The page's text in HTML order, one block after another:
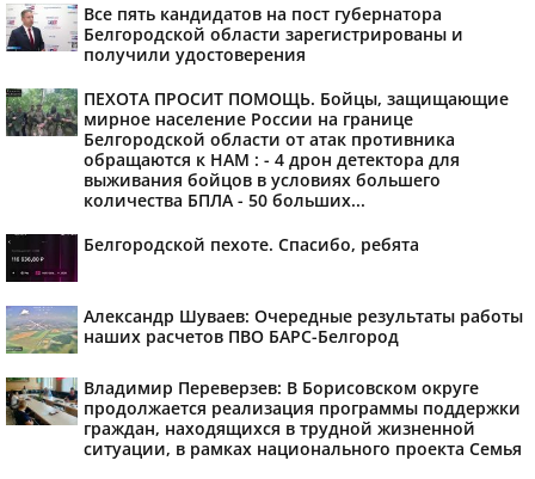
Все пять кандидатов на пост губернатора
Белгородской области зарегистрированы и
получили удостоверения
ПЕХОТА ПРОСИТ ПОМОЩЬ. Бойцы, защищающие
мирное население России на границе
Белгородской области от атак противника
обращаются к НАМ : - 4 дрон детектора для
выживания бойцов в условиях большего
количества БПЛА - 50 больших...
Белгородской пехоте. Спасибо, ребята
Александр Шуваев: Очередные результаты работы
наших расчетов ПВО БАРС-Белгород
Владимир Переверзев: В Борисовском округе
продолжается реализация программы поддержки
граждан, находящихся в трудной жизненной
ситуации, в рамках национального проекта Семья